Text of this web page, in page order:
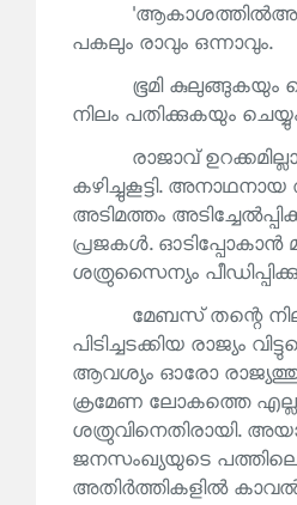
പകലും രാവും ഒന്നാവും.
ഭൂമി കുലുങ്ങുകയും
നിലം പതിക്കുകയും
രാജാവ്
കഴിച്ചുകൂട്ടി. അനാഥനായ
അടിമത്തം
പ്രജകൾ. ഓടിപ്പോകാൻ
ശത്രുസൈന്യം
മേബസ് തന്റെ
പിടിച്ചടക്കിയ രാജ്യം
ആവശ്യം ഓരോ
ക്രമേണ ലോകത്തെ
ശത്രുവിനെതിരായി.
ജനസംഖ്യയുടെ
അതിർത്തികളിൽ കാവൽ